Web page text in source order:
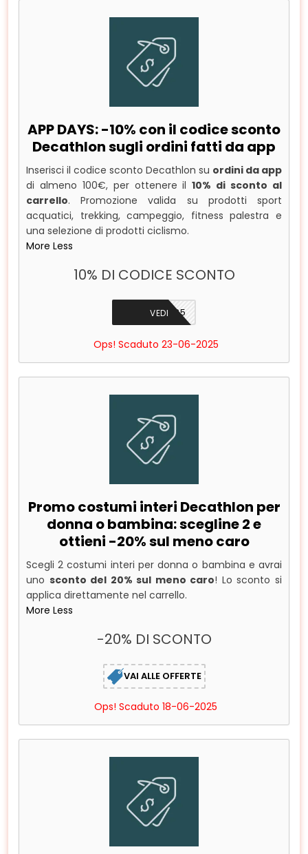
APP DAYS: -10% con il codice sconto
Decathlon sugli ordini fatti da app
Inserisci il codice sconto Decathlon su ordini da app
di almeno 100€, per ottenere il10% di sconto al
carrello. Promozione valida su prodotti sport
acquatici, trekking, campeggio, fitness palestra e
una selezione di prodotti ciclismo.
More Less
10% DI CODICE SCONTO
APP2025
VEDI
Ops! Scaduto 23-06-2025
Promo costumi interi Decathlon per
donna o bambina: scegline 2 e
ottieni -20% sul meno caro
Scegli 2 costumi interi per donna o bambina e avrai
uno sconto del 20% sul meno caro! Lo sconto si
applica direttamente nel carrello.
More Less
-20% DI SCONTO
VAI ALLE OFFERTE
Ops! Scaduto 18-06-2025